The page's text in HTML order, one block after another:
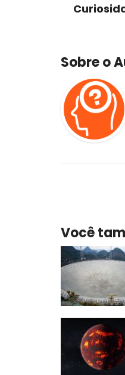
Sobre o
Você